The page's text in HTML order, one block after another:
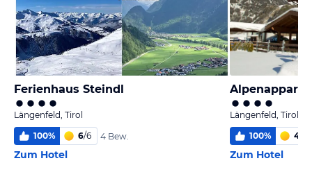
Ferienhaus Steindl
Längenfeld, Tirol
100% 6/6 4 Bew.
Zum Hotel
Alpenappart
Längenfeld, Tirol
100% 4,0
Zum Hotel